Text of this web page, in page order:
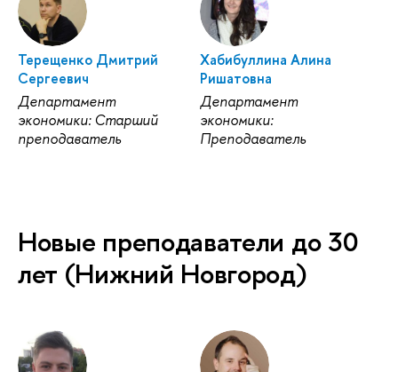
Терещенко Дмитрий
Сергеевич
Департамент
экономики: Старший
преподаватель
Хабибуллина Алина
Ришатовна
Департамент
экономики:
Преподаватель
Новые преподаватели до 30
лет (Нижний Новгород)